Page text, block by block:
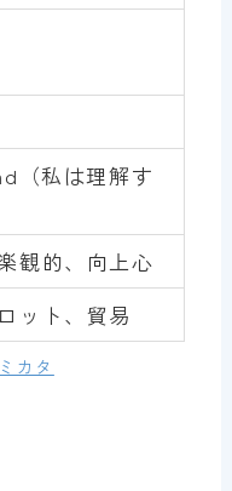
（私は理解す
観的、向上心
ット、貿易
カタ